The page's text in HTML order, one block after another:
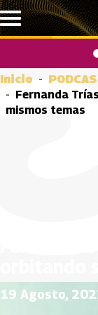
Pasar al contenido
Inicio
Fernanda
mismos temas
19 Agosto,